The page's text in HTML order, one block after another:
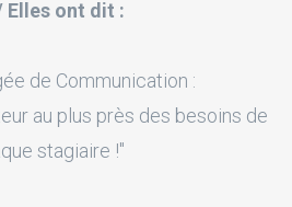
Elles ont dit :
de Communication :
au plus près des besoins de
stagiaire !"